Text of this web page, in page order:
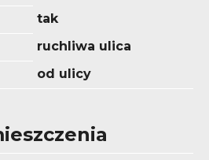
tak
ruchliwa ulica
od ulicy